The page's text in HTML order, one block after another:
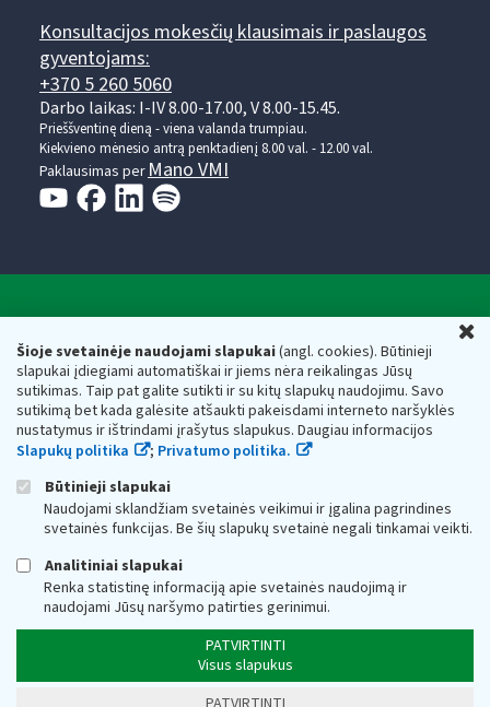
Šioje svetainėje naudojami slapukai(angl. cookies). Būtinieji
slapukai įdiegiami automatiškai ir jiems nėra reikalingas Jūsų
sutikimas. Taip pat galite sutikti ir su kitų slapukų naudojimu. Savo
sutikimą bet kada galėsite atšaukti pakeisdami interneto naršyklės
nustatymus ir ištrindami įrašytus slapukus. Daugiau informacijos
Slapukų politika
; Privatumo politika.
Būtinieji slapukai
Naudojami sklandžiam svetainės veikimui ir įgalina pagrindines
svetainės funkcijas. Be šių slapukų svetainė negali tinkamai veikti.
Analitiniai slapukai
Renka statistinę informaciją apie svetainės naudojimą ir
naudojami Jūsų naršymo patirties gerinimui.
PATVIRTINTI
Visus slapukus
Konsultacijos mokesčių klausimais ir paslaugos
gyventojams:
+370 5 260 5060
Darbo laikas: I-IV 8.00-17.00, V 8.00-15.45.
Prieššventinę dieną - viena valanda trumpiau.
Kiekvieno mėnesio antrą penktadienį 8.00 val. - 12.00 val.
Paklausimas per Mano VMI
Respublikos finansų ministerijos
Biudžetinė įstaiga. Juridinio asmens kodas — 188659752,
adresas: Vasario 16-osios g. 14, 01107 Vilnius, Lietuva, el.paštas:
vmi@vmi.lt, E. pristatymo dėžutės adresas 188659752
Duomenys apie Valstybinę mokesčių inspekciją prie Lietuvos
Respublikos finansų ministerijos kaupiami ir saugomi Juridinių